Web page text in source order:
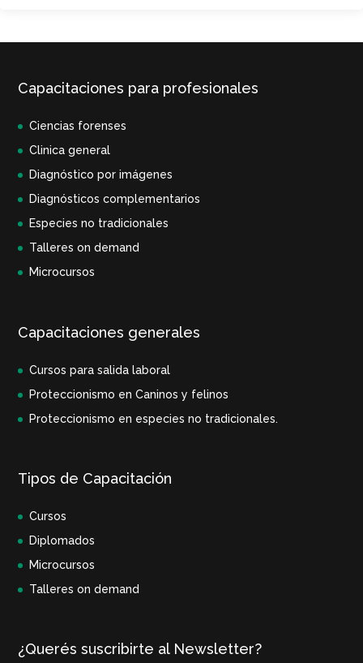
Capacitaciones para profesionales
Ciencias forenses
Clinica general
Diagnóstico por imágenes
Diagnósticos complementarios
Especies no tradicionales
Talleres on demand
Microcursos
Capacitaciones generales
Cursos para salida laboral
Proteccionismo en Caninos y felinos
Proteccionismo en especies no tradicionales.
Tipos de Capacitación
Cursos
Diplomados
Microcursos
Talleres on demand
¿Querés suscribirte al Newsletter?